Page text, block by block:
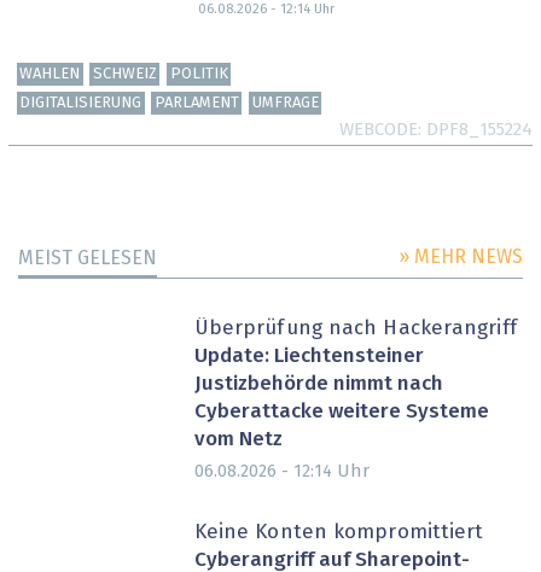
06.08.2026 - 12:14Uhr
WAHLEN SCHWEIZ
POLITIK
DIGITALISIERUNG
PARLAMENT UMFRAGE
WEBCODE DPF8_155224
MEIST GELESEN » MEHR NEWS
Überprüfung nach Hackerangriff
Update: Liechtensteiner
Justizbehörde nimmt nach
Cyberattacke weitere Systeme
vom Netz
06.08.2026 - 12:14 Uhr
Keine Konten kompromittiert
Cyberangriff auf Sharepoint-